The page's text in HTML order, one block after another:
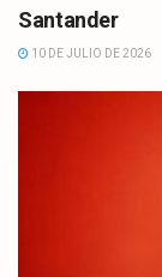
Santander
10 DE JULIO DE 2026